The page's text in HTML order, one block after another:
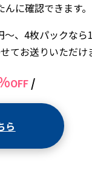
んに確認できます。
、4枚パックなら
てお送りいただけ
OFF /
ら